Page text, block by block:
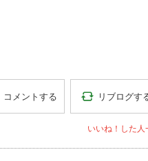
コメントする リブログす
いいね！した人